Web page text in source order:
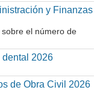
y Finanzas
el número de
dental 2026
de Obra Civil 2026